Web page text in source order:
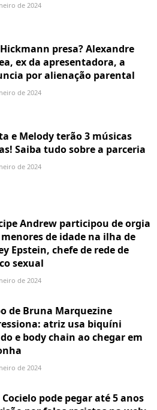
de 2024
presa? Alexandre
ex da apresentadora, a
por alienação parental
de 2024
e Melody terão 3 músicas
Saiba tudo sobre a parceria
de 2024
Andrew participou de orgia
de idade na ilha de
Epstein, chefe de rede de
sexual
de 2024
de Bruna Marquezine
atriz usa biquíni
e body chain ao chegar em
de 2024
pode pegar até 5 anos